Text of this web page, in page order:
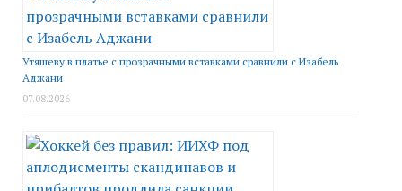
Утяшеву в платье с прозрачными вставками сравнили с Изабель
Аджани
07.08.2026